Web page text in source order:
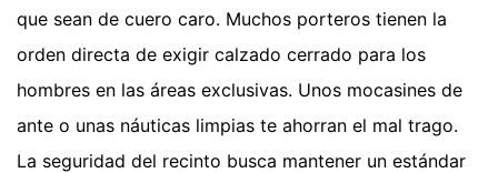
que sean de cuero caro. Muchos porteros tienen la
orden directa de exigir calzado cerrado para los
hombres en las áreas exclusivas. Unos mocasines de
ante o unas náuticas limpias te ahorran el mal trago.
La seguridad del recinto busca mantener un estándar